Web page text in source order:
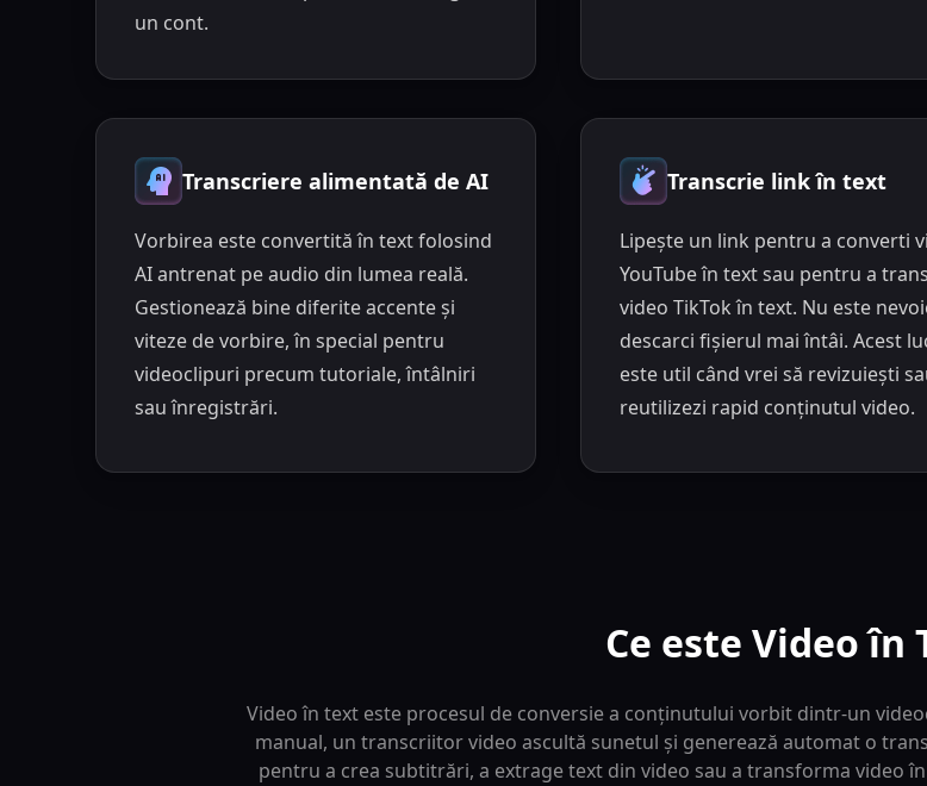
un cont.
Transcriere alimentată de AI
Vorbirea este convertită în text folosind
AI antrenat pe audio din lumea reală.
Gestionează bine diferite accente și
viteze de vorbire, în special pentru
videoclipuri precum tutoriale, întâlniri
sau înregistrări.
Transcrie link în text
Lipește un link pentru a converti
YouTube în text sau pentru a
video TikTok în text. Nu este
descarci fișierul mai întâi. Acest
este util când vrei să revizuiești
reutilizezi rapid conținutul video.
Ce este Video în
Video în text este procesul de conversie a conținutului vorbit dintr-un
manual, un transcriitor video ascultă sunetul și generează automat o
pentru a crea subtitrări, a extrage text din video sau a transforma video